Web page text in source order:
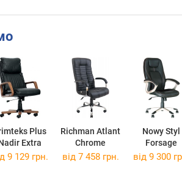
Plus
Extra
Richman Atlant
Chrome
Nowy Styl
Forsage
9 129 грн. від 7 458 грн. від 9 300